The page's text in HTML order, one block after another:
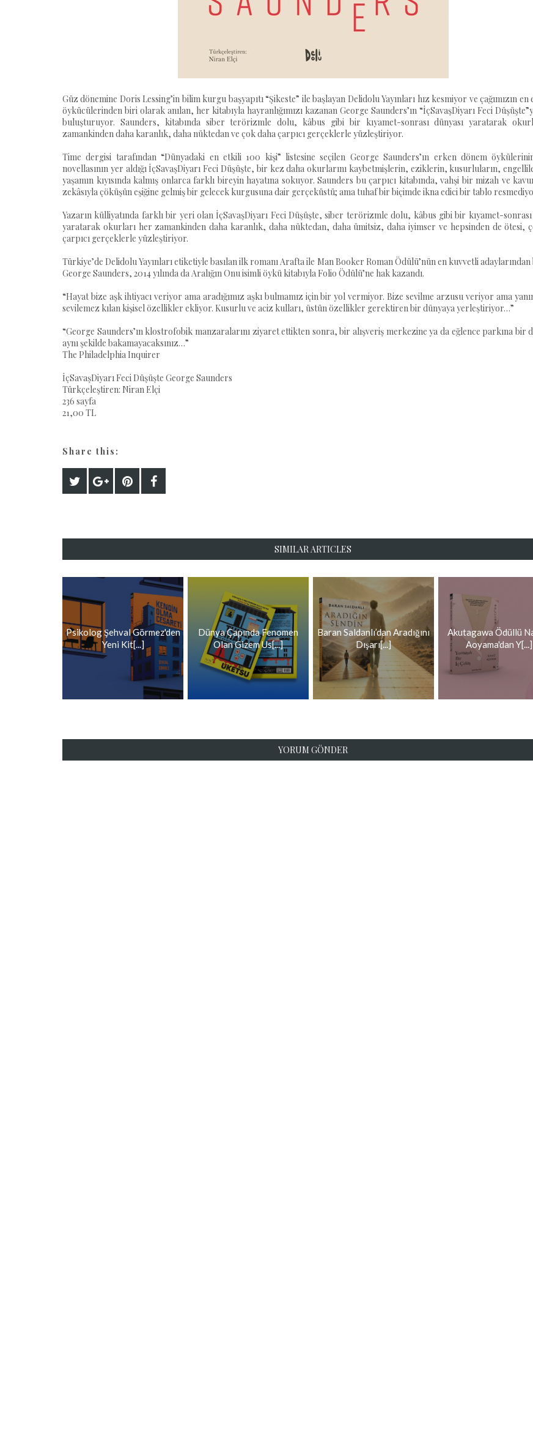
Güz dönemine Doris Lessing’in bilim kurgu başyapıtı “Şikeste” ile başlayan Delidolu Yayınları hız kesmiyor ve çağımızın
öykücülerinden biri olarak anılan, her kitabıyla hayranlığımızı kazanan George Saunders’ın “İçSavaşDiyarı Feci
buluşturuyor. Saunders, kitabında siber terörizmle dolu, kâbus gibi bir kıyamet-sonrası dünyası yaratarak
zamankinden daha karanlık, daha nüktedan ve çok daha çarpıcı gerçeklerle yüzleştiriyor.
Time dergisi tarafından “Dünyadaki en etkili 100 kişi” listesine seçilen George Saunders’ın erken dönem
novellasının yer aldığı İçSavaşDiyarı Feci Düşüşte, bir kez daha okurlarını kaybetmişlerin, eziklerin, kusurluların,
yaşamın kıyısında kalmış onlarca farklı bireyin hayatına sokuyor. Saunders bu çarpıcı kitabında, vahşi bir mizah ve
zekâsıyla çöküşün eşiğine gelmiş bir gelecek kurgusuna dair gerçeküstü; ama tuhaf bir biçimde ikna edici bir tablo
Yazarın külliyatında farklı bir yeri olan İçSavaşDiyarı Feci Düşüşte, siber terörizmle dolu, kâbus gibi bir kıyamet-sonrası
yaratarak okurları her zamankinden daha karanlık, daha nüktedan, daha ümitsiz, daha iyimser ve hepsinden de ötesi,
çarpıcı gerçeklerle yüzleştiriyor.
Türkiye’de Delidolu Yayınları etiketiyle basılan ilk romanı Arafta ile Man Booker Roman Ödülü’nün en kuvvetli
George Saunders, 2014 yılında da Aralığın Onu isimli öykü kitabıyla Folio Ödülü’ne hak kazandı.
“Hayat bize aşk ihtiyacı veriyor ama aradığımız aşkı bulmamız için bir yol vermiyor. Bize sevilme arzusu veriyor ama
sevilemez kılan kişisel özellikler ekliyor. Kusurlu ve aciz kulları, üstün özellikler gerektiren bir dünyaya yerleştiriyor…”
“George Saunders’ın klostrofobik manzaralarını ziyaret ettikten sonra, bir alışveriş merkezine ya da eğlence parkına bir
aynı şekilde bakamayacaksınız…”
The Philadelphia Inquirer
İçSavaşDiyarı Feci Düşüşte George Saunders
Türkçeleştiren: Niran Elçi
236 sayfa
21,00 TL
Share this:
SIMILAR ARTICLES
Psikolog Şehval Görmez'den
Yeni Kit[...]
Dünya Çapında Fenomen
Olan Gizem Us[...]
Baran Saldanlı’dan Aradığını
Dışarı[...]
Akutagawa Ödüllü
Aoyama'dan Y[...]
YORUM GÖNDER